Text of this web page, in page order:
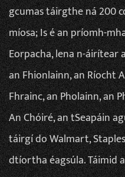
gcumas táirgthe ná 200
míosa; Is é an príomh-
Eorpacha, lena n-áirítear
an Fhionlainn, an Ríocht
Fhrainc, an Pholainn, an
An Chóiré, an tSeapáin
táirgí do Walmart,
dtíortha éagsúla. Táimid